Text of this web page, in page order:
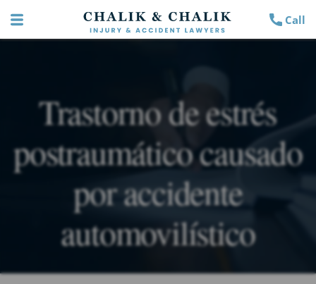
Call
Trastorno de estrés
postraumático causado
por accidente
automovilístico